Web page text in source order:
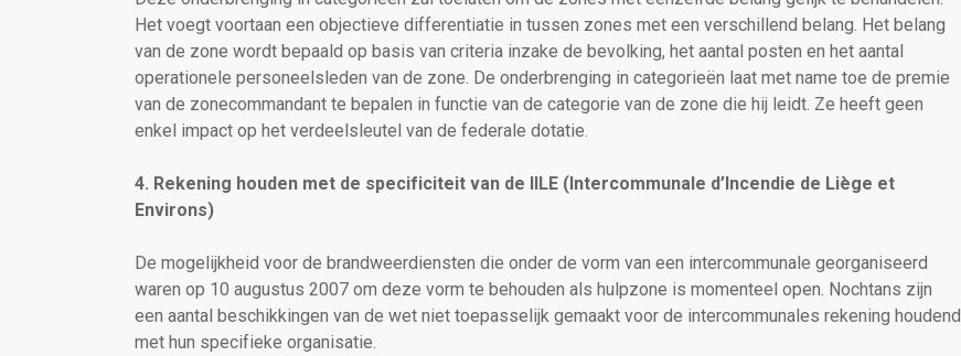
Het voegt voortaan een objectieve differentiatie in tussen zones met een verschillend belang. Het belang
van de zone wordt bepaald op basis van criteria inzake de bevolking, het aantal posten en het aantal
operationele personeelsleden van de zone. De onderbrenging in categorieën laat met name toe de premie
van de zonecommandant te bepalen in functie van de categorie van de zone die hij leidt. Ze heeft geen
enkel impact op het verdeelsleutel van de federale dotatie.
4. Rekening houden met de specificiteit van de IILE (Intercommunale d’Incendie de Liège et
Environs)
De mogelijkheid voor de brandweerdiensten die onder de vorm van een intercommunale georganiseerd
waren op 10 augustus 2007 om deze vorm te behouden als hulpzone is momenteel open. Nochtans zijn
een aantal beschikkingen van de wet niet toepasselijk gemaakt voor de intercommunales rekening houdend
met hun specifieke organisatie.